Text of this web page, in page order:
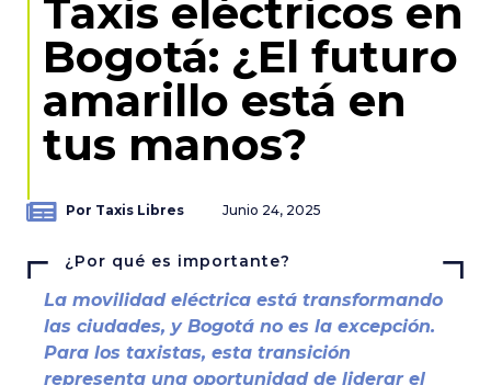
Taxis eléctricos en
Bogotá: ¿El futuro
amarillo está en
tus manos?
Por Taxis Libres Junio 24, 2025
¿Por qué es importante?
La movilidad eléctrica está transformando
las ciudades, y Bogotá no es la excepción.
Para los taxistas, esta transición
representa una oportunidad de liderar el